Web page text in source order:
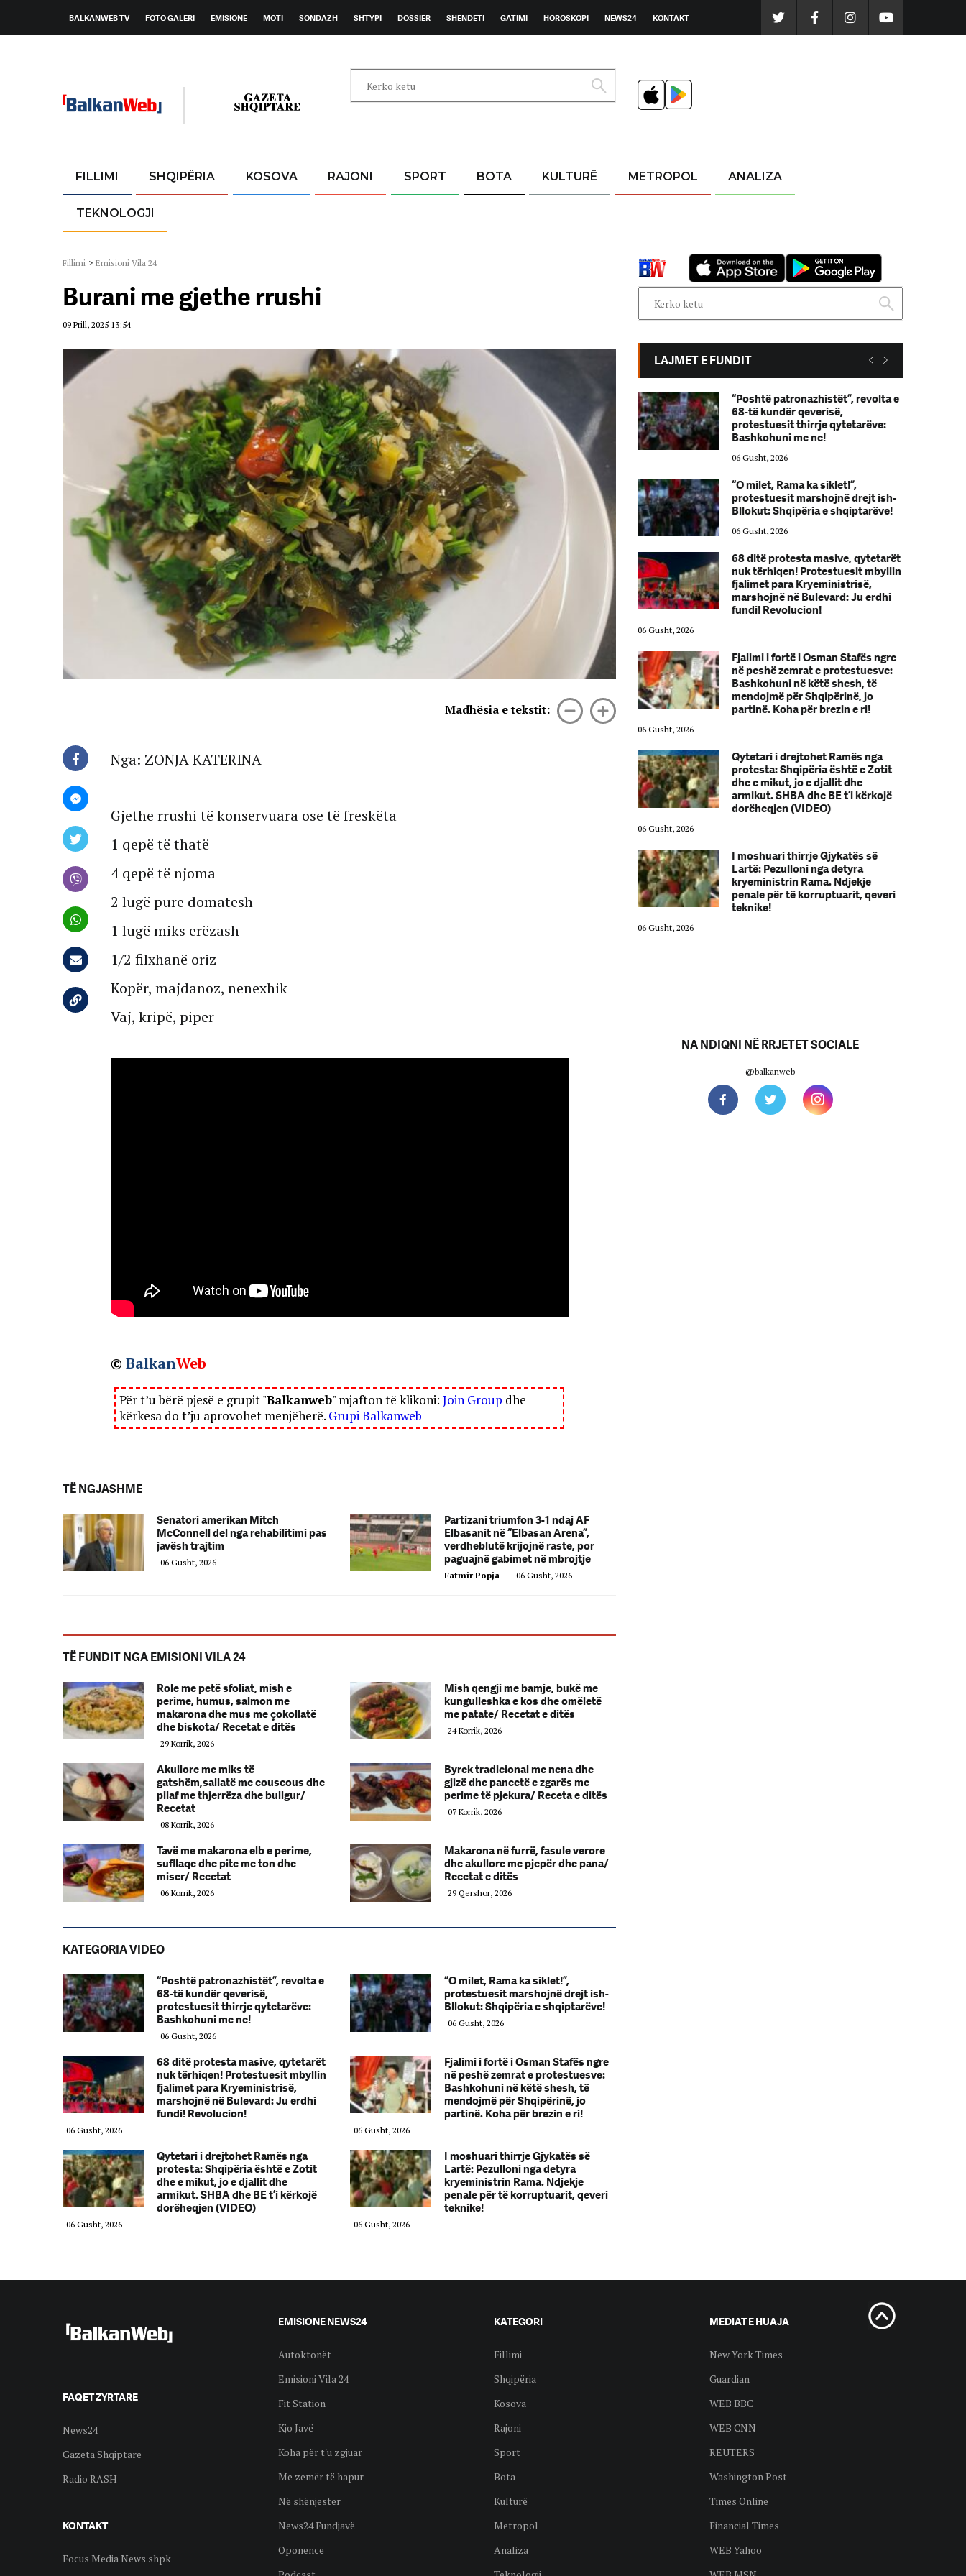
BALKANWEB TV FOTO GALERI EMISIONE MOTI SONDAZH SHTYPI DOSSIER SHËNDETI GATIMI HOROSKOPI NEWS24 KONTAKT
FILLIMI SHQIPËRIA KOSOVA RAJONI SPORT BOTA KULTURË METROPOL ANALIZA
TEKNOLOGJI
Fillimi > Emisioni Vila 24
Burani me gjethe rrushi
09 Prill, 2025 13:54
Madhësia e tekstit:
Nga: ZONJA KATERINA
Gjethe rrushi të konservuara ose të freskëta
1 qepë të thatë
4 qepë të njoma
2 lugë pure domatesh
1 lugë miks erëzash
1/2 filxhanë oriz
Kopër, majdanoz, nenexhik
Vaj, kripë, piper
© BalkanWeb
Për t’u bërë pjesë e grupit "Balkanweb" mjafton të klikoni: Join Group dhe
kërkesa do t’ju aprovohet menjëherë. Grupi Balkanweb
TË NGJASHME
Senatori amerikan Mitch
McConnell del nga rehabilitimi pas
javësh trajtim
06 Gusht, 2026
Partizani triumfon 3-1 ndaj AF
Elbasanit në “Elbasan Arena”,
verdheblutë krijojnë raste, por
paguajnë gabimet në mbrojtje
Fatmir Popja | 06 Gusht, 2026
TË FUNDIT NGA EMISIONI VILA 24
Role me petë sfoliat, mish e
perime, humus, salmon me
makarona dhe mus me çokollatë
dhe biskota/ Recetat e ditës
29 Korrik, 2026
Mish qengji me bamje, bukë me
kungulleshka e kos dhe omëletë
me patate/ Recetat e ditës
24 Korrik, 2026
Akullore me miks të
gatshëm,sallatë me couscous dhe
pilaf me thjerrëza dhe bullgur/
Recetat
08 Korrik, 2026
Byrek tradicional me nena dhe
gjizë dhe pancetë e zgarës me
perime të pjekura/ Receta e ditës
07 Korrik, 2026
Tavë me makarona elb e perime,
sufllaqe dhe pite me ton dhe
miser/ Recetat
06 Korrik, 2026
Makarona në furrë, fasule verore
dhe akullore me pjepër dhe pana/
Recetat e ditës
29 Qershor, 2026
KATEGORIA VIDEO
“Poshtë patronazhistët”, revolta e
68-të kundër qeverisë,
protestuesit thirrje qytetarëve:
Bashkohuni me ne!
06 Gusht, 2026
“O milet, Rama ka siklet!”,
protestuesit marshojnë drejt ish-
Bllokut: Shqipëria e shqiptarëve!
06 Gusht, 2026
68 ditë protesta masive, qytetarët
nuk tërhiqen! Protestuesit mbyllin
fjalimet para Kryeministrisë,
marshojnë në Bulevard: Ju erdhi
fundi! Revolucion!
06 Gusht, 2026
Fjalimi i fortë i Osman Stafës ngre
në peshë zemrat e protestuesve:
Bashkohuni në këtë shesh, të
mendojmë për Shqipërinë, jo
partinë. Koha për brezin e ri!
06 Gusht, 2026
Qytetari i drejtohet Ramës nga
protesta: Shqipëria është e Zotit
dhe e mikut, jo e djallit dhe
armikut. SHBA dhe BE t’i kërkojë
dorëheqjen (VIDEO)
06 Gusht, 2026
I moshuari thirrje Gjykatës së
Lartë: Pezulloni nga detyra
kryeministrin Rama. Ndjekje
penale për të korruptuarit, qeveri
teknike!
06 Gusht, 2026
LAJMET E FUNDIT
“Poshtë patronazhistët”, revolta e
68-të kundër qeverisë,
protestuesit thirrje qytetarëve:
Bashkohuni me ne!
06 Gusht, 2026
“O milet, Rama ka siklet!”,
protestuesit marshojnë drejt ish-
Bllokut: Shqipëria e shqiptarëve!
06 Gusht, 2026
68 ditë protesta masive, qytetarët
nuk tërhiqen! Protestuesit mbyllin
fjalimet para Kryeministrisë,
marshojnë në Bulevard: Ju erdhi
fundi! Revolucion!
06 Gusht, 2026
Fjalimi i fortë i Osman Stafës ngre
në peshë zemrat e protestuesve:
Bashkohuni në këtë shesh, të
mendojmë për Shqipërinë, jo
partinë. Koha për brezin e ri!
“Poshtë patronazhistët”, revolta e
68-të kundër qeverisë,
protestuesit thirrje qytetarëve:
Bashkohuni me ne!
06 Gusht, 2026
“O milet, Rama ka siklet!”,
protestuesit marshojnë drejt ish-
Bllokut: Shqipëria e shqiptarëve!
06 Gusht, 2026
68 ditë protesta masive, qytetarët
nuk tërhiqen! Protestuesit mbyllin
fjalimet para Kryeministrisë,
marshojnë në Bulevard: Ju erdhi
fundi! Revolucion!
06 Gusht, 2026
Fjalimi i fortë i Osman Stafës ngre
në peshë zemrat e protestuesve:
Bashkohuni në këtë shesh, të
mendojmë për Shqipërinë, jo
partinë. Koha për brezin e ri!
06 Gusht, 2026
Qytetari i drejtohet Ramës nga
protesta: Shqipëria është e Zotit
dhe e mikut, jo e djallit dhe
armikut. SHBA dhe BE t’i kërkojë
dorëheqjen (VIDEO)
06 Gusht, 2026
I moshuari thirrje Gjykatës së
Lartë: Pezulloni nga detyra
kryeministrin Rama. Ndjekje
penale për të korruptuarit, qeveri
teknike!
06 Gusht, 2026
NA NDIQNI NË RRJETET SOCIALE
@balkanweb
FAQET ZYRTARE
News24
Gazeta Shqiptare
Radio RASH
KONTAKT
Focus Media News shpk
EMISIONE NEWS24
Autoktonët
Emisioni Vila 24
Fit Station
Kjo Javë
Koha për t'u zgjuar
Me zemër të hapur
Në shënjester
News24 Fundjavë
Oponencë
KATEGORI
Fillimi
Shqipëria
Kosova
Rajoni
Sport
Bota
Kulturë
Metropol
Analiza
MEDIAT E HUAJA
New York Times
Guardian
WEB BBC
WEB CNN
REUTERS
Washington Post
Times Online
Financial Times
WEB Yahoo